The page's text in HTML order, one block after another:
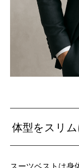
体型をスリ